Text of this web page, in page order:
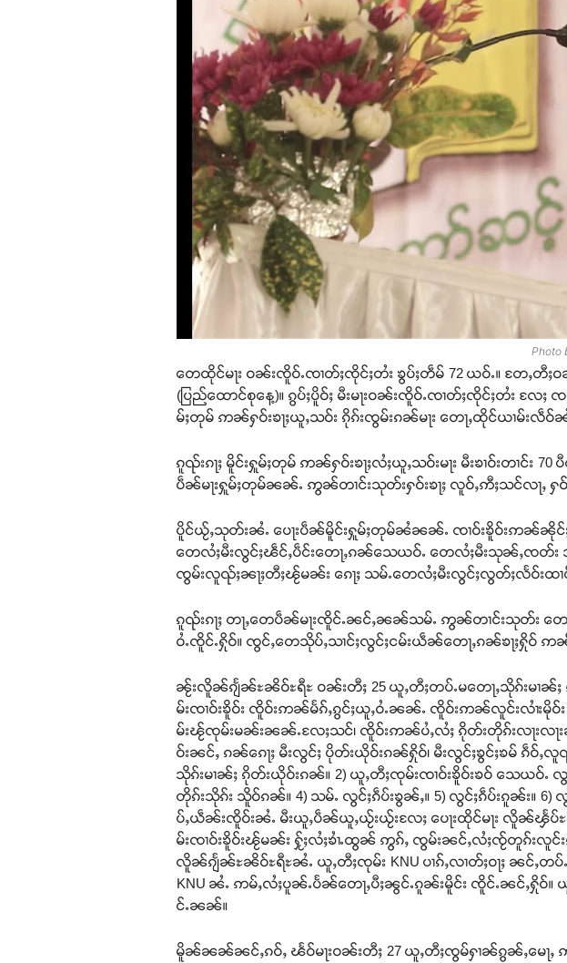
Photo
တေထိုင်မႃး ဝၼ်းၸိူဝ်ႉၸၢတ်ႈၸိုင်ႈတႆး ၶွပ်ႈတဵမ် 72 ယဝ်ႉ။ တႄႇတီ
(ပြည်ထောင်စုနေ့)။ ၵွပ်ႈပိူဝ်ႈ မီးမႃးဝၼ်းၸိူဝ်ႉၸၢတ်ႈၸိုင်ႈတႆး လႄႈ
မ်ႈတုမ် ဢၼ်ႁဝ်းၶႃႈယူႇသဝ်း ၵိုၵ်းၸွမ်းၵၼ်မႃး တေႃႇထိုင်ယၢမ်းလဵဝ်ၼႆ
ၵူၺ်းၵႃႈ မိူင်းႁူမ်ႈတုမ် ဢၼ်ႁဝ်းၶႃႈလႆႈယူႇသဝ်းမႃး မီးၶၢဝ်းတၢင်း
ပဵၼ်မႃးႁူမ်ႈတုမ်ၼၼ်ႉ ဢွၼ်တၢင်းသုတ်းႁဝ်းၶႃႈ လူဝ်ႇဢီႈသင်လႃႇ
ပိူင်ယႂ်ႇသုတ်းၼႆႉ ပေႃးပဵၼ်မိူင်းႁူမ်ႈတုမ်ၼႆၼၼ်ႉ ၸၢဝ်းၶိူဝ်းဢၼ်
တေလႆႈမီးလွင်ႈၽဵင်ႇပဵင်းတေႃႇၵၼ်သေယဝ်ႉ တေလႆႈမီးသုၼ်ႇၸတ်း
ၸွမ်းလူၺ်ႈၼႃႈတီႈၽႂ်မၼ်း ၵေႃႈ သမ်ႉတေလႆႈမီးလွင်ႈလွတ်ႈလႅဝ်းထၢ
ၵူၺ်းၵႃႈ တႃႇတေပဵၼ်မႃးၸိူင်ႉၼင်ႇၼၼ်သမ်ႉ ဢွၼ်တၢင်းသုတ်း တ
ဝႆႉၸိူင်ႉႁိုဝ်။ ၸွင်ႇတေသိုပ်ႇသၢင်ႈလွင်ႈငမ်းယဵၼ်တေႃႇၵၼ်ၶႃႈႁိုဝ် ဢ
ၼႂ်းလိူၼ်ၵျႅၼ်ႊၼိဝ်ႊရီႊ ဝၼ်းတီႈ 25 ယူႇတီႈတပ်ႉမတေႃႇသိုၵ်းမၢ
မ်းၸၢဝ်းၶိူဝ်း ၸိူဝ်းဢၼ်မႅၵ်ႇၵွင်ႈယူႇဝႆႉၼၼ်ႉ ၸိူဝ်းဢၼ်လူင်းလၢႆး
မ်းၽႂ်ၸုမ်းမၼ်းၼၼ်ႉလႄႈသင်၊ ၸိူဝ်းဢၼ်ပႆႇလႆႈ ၵိုတ်းတိုၵ်းလႃးလႃး
ဝ်းၼင်ႇ ၵၼ်ၵေႃႈ မီးလွင်ႈ ပိုတ်းယိုဝ်းၵၼ်ႁိုဝ်၊ မီးလွင်ႈၶွင်ႈၶမ် ၵဵဝ်ႇလူ
သိုၵ်းမၢၼ်ႈ ၵိုတ်းယိုဝ်းၵၼ်။ 2) ယူႇတီႈၸုမ်းၸၢဝ်းၶိူဝ်းၶဝ် သေယဝ်ႉ
တိုၵ်းသိုၵ်း သိူဝ်ၵၼ်။ 4) သမ်ႉ လွင်ႈၵဵပ်းၶွၼ်ႇ။ 5) လွင်ႈၵဵပ်းၵူၼ်း။ 6) လွ
ပ်ႇယဵၼ်းၸိူဝ်းၼႆႉ မီးယူႇပဵၼ်ယူႇယႂ်းယႂ်းလႄႈ ပေႃးထိုင်မႃး လိူၼ်ၾႅပ်
မ်းၸၢဝ်းၶိူဝ်းၽႂ်မၼ်း ႁႂ်ႈလႆႈၶၢႆႉထွၼ် ဢွၵ်ႇ ၸွမ်းၼင်ႇလႆႈၸႂ်တူၵ်းလူ
လိူၼ်ၵျႅၼ်ႊၼိဝ်ႊရီႊၼႆႉ ယူႇတီႈၸုမ်း KNU ပၢၵ်ႇလၢတ်ႈဝႃႈ ၼင်ႇတ
KNU ၼႆႉ ဢမ်ႇလႆႈပူၼ်ႉပႅၼ်တေႃႇပီႈၼွင်ႉၵူၼ်းမိူင်း ၸိူင်ႉၼင်ႇႁို
င်ႉၼၼ်။
မိူၼ်ၼၼ်ၼင်ႇၵဝ်ႇ ၽႅဝ်မႃးဝၼ်းတီႈ 27 ယူႇတီႈၸွမ်ႁၢၼ်ၵွၼ်ႇမေႃႇ